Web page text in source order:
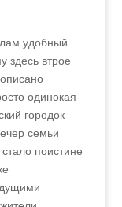
удобный
здесь втрое
одинокая
городок
семьи
поистине